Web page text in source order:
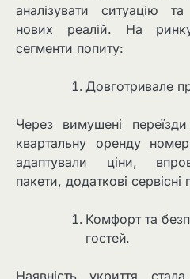
аналізувати ситуацію
нових реалій. На
сегменти попиту:
Довготривале
Через вимушені
квартальну оренду
адаптували ціни,
пакети, додаткові сервісні
Комфорт та
гостей.